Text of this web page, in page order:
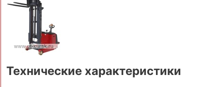
Технические характеристики